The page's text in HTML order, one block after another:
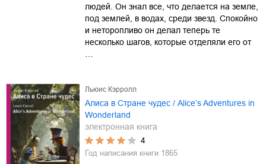
людей. Он знал все, что делается на земле,
под землей, в водах, среди звезд. Спокойно
и неторопливо он делал теперь те
несколько шагов, которые отделяли его от
Льюис Кэрролл
Алиса в Стране чудес / Alice’s Adventures in
Wonderland
электронная книга
4
Год написания книги 1865